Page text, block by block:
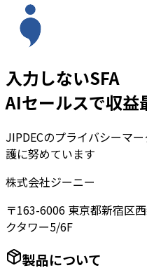
入力しないSFA
AIセールスで収益
JIPDECのプライバシーマ
護に努めています
株式会社ジーニー
〒163-6006 東京都新宿区
クタワー5/6F
製品について